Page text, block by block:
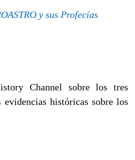
y sus Profecías
Channel sobre los tres
evidencias históricas sobre los